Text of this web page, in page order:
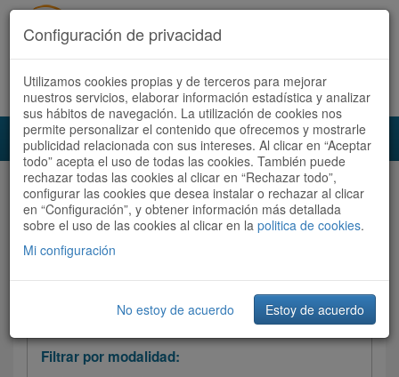
Acceder Registrate ahora Español | Català
Audioruta Todas las rutas
Todas las rutas
Ordenar por: Más recientes /
Filtrar las rutas
Filtrar por modalidad:
Configuración de privacidad
Utilizamos cookies propias y de terceros para mejorar
nuestros servicios, elaborar información estadística y analizar
sus hábitos de navegación. La utilización de cookies nos
permite personalizar el contenido que ofrecemos y mostrarle
publicidad relacionada con sus intereses. Al clicar en “Aceptar
todo” acepta el uso de todas las cookies. También puede
rechazar todas las cookies al clicar en “Rechazar todo”,
configurar las cookies que desea instalar o rechazar al clicar
en “Configuración”, y obtener información más detallada
sobre el uso de las cookies al clicar en la politica de cookies.
Mi configuración
No estoy de acuerdo Estoy de acuerdo